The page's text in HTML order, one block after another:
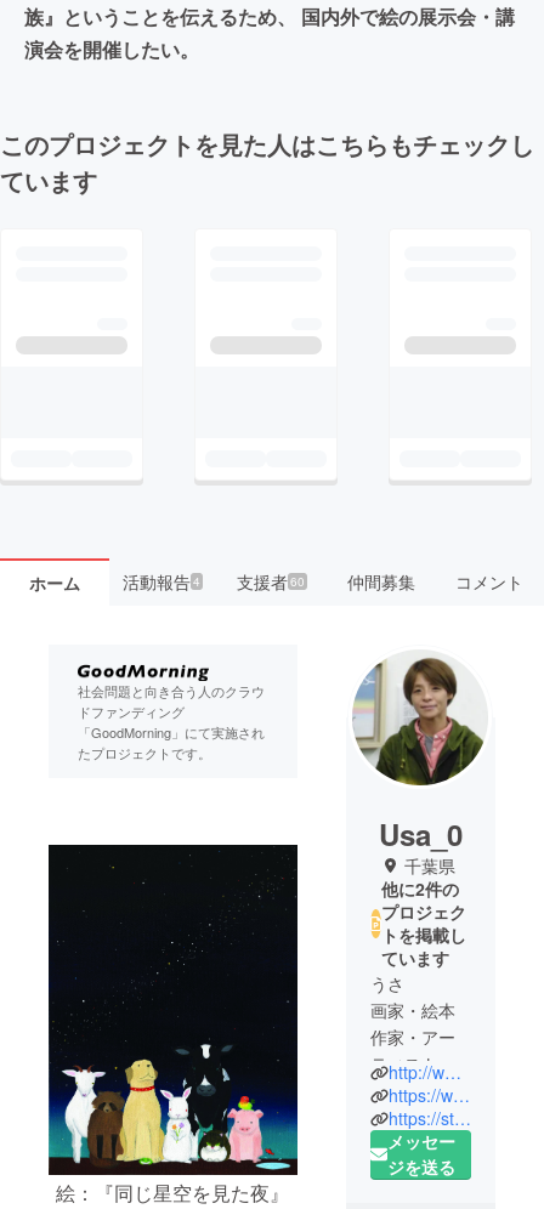
族』ということを伝えるため、 国内外で絵の展示会・講
演会を開催したい。
このプロジェクトを見た人はこちらもチェックし
ています
ホーム 活動報告4 支援者60 仲間募集 コメント
社会問題と向き合う人のクラウ
ドファンディング
「GoodMorning」にて実施され
たプロジェクトです。
絵：『同じ星空を見た夜』
Usa_0
千葉県
他に2件の
プロジェク
トを掲載し
ています
うさ
画家・絵本
作家・アー
ティスト
「震災で消
えた小さな
命展」「災
害時ペット
http://www.chiisanainochi.com/
https://www.facebook.com/team.unyan/
https://starflower.amebaownd.com/
メッセー
ジを送る